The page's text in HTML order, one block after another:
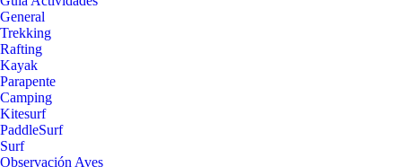
General
Trekking
Rafting
Kayak
Parapente
Camping
Kitesurf
PaddleSurf
Surf
Observación Aves